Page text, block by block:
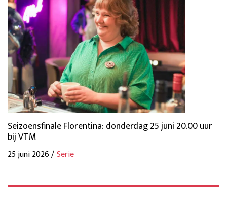
Seizoensfinale Florentina: donderdag 25 juni 20.00 uur
bij VTM
25 juni 2026 /Serie